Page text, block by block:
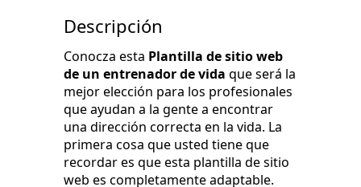
Descripción
Conocza esta Plantilla de sitio web
de un entrenador de vida que será la
mejor elección para los profesionales
que ayudan a la gente a encontrar
una dirección correcta en la vida. La
primera cosa que usted tiene que
recordar es que esta plantilla de sitio
web es completamente adaptable.